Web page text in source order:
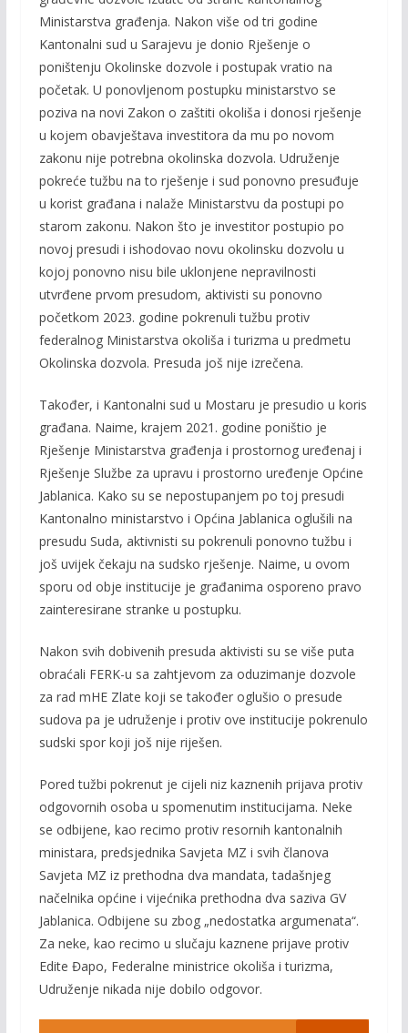
Ministarstva građenja. Nakon više od tri godine
Kantonalni sud u Sarajevu je donio Rješenje o
poništenju Okolinske dozvole i postupak vratio na
početak. U ponovljenom postupku ministarstvo se
poziva na novi Zakon o zaštiti okoliša i donosi rješenje
u kojem obavještava investitora da mu po novom
zakonu nije potrebna okolinska dozvola. Udruženje
pokreće tužbu na to rješenje i sud ponovno presuđuje
u korist građana i nalaže Ministarstvu da postupi po
starom zakonu. Nakon što je investitor postupio po
novoj presudi i ishodovao novu okolinsku dozvolu u
kojoj ponovno nisu bile uklonjene nepravilnosti
utvrđene prvom presudom, aktivisti su ponovno
početkom 2023. godine pokrenuli tužbu protiv
federalnog Ministarstva okoliša i turizma u predmetu
Okolinska dozvola. Presuda još nije izrečena.
Također, i Kantonalni sud u Mostaru je presudio u koris
građana. Naime, krajem 2021. godine poništio je
Rješenje Ministarstva građenja i prostornog uređenaj i
Rješenje Službe za upravu i prostorno uređenje Općine
Jablanica. Kako su se nepostupanjem po toj presudi
Kantonalno ministarstvo i Općina Jablanica oglušili na
presudu Suda, aktivnisti su pokrenuli ponovno tužbu i
još uvijek čekaju na sudsko rješenje. Naime, u ovom
sporu od obje institucije je građanima osporeno pravo
zainteresirane stranke u postupku.
Nakon svih dobivenih presuda aktivisti su se više puta
obraćali FERK-u sa zahtjevom za oduzimanje dozvole
za rad mHE Zlate koji se također oglušio o presude
sudova pa je udruženje i protiv ove institucije pokrenulo
sudski spor koji još nije riješen.
Pored tužbi pokrenut je cijeli niz kaznenih prijava protiv
odgovornih osoba u spomenutim institucijama. Neke
se odbijene, kao recimo protiv resornih kantonalnih
ministara, predsjednika Savjeta MZ i svih članova
Savjeta MZ iz prethodna dva mandata, tadašnjeg
načelnika općine i vijećnika prethodna dva saziva GV
Jablanica. Odbijene su zbog „nedostatka argumenata“.
Za neke, kao recimo u slučaju kaznene prijave protiv
Edite Đapo, Federalne ministrice okoliša i turizma,
Udruženje nikada nije dobilo odgovor.